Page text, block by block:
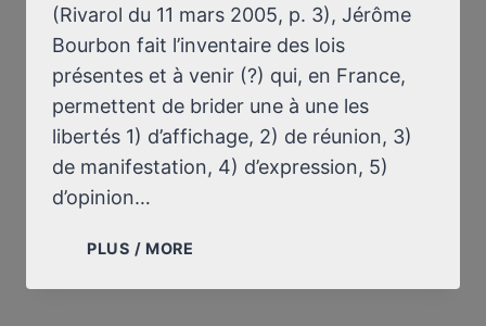
(Rivarol du 11 mars 2005, p. 3), Jérôme
Bourbon fait l’inventaire des lois
présentes et à venir (?) qui, en France,
permettent de brider une à une les
libertés 1) d’affichage, 2) de réunion, 3)
de manifestation, 4) d’expression, 5)
d’opinion…
PLUS / MORE
AUX